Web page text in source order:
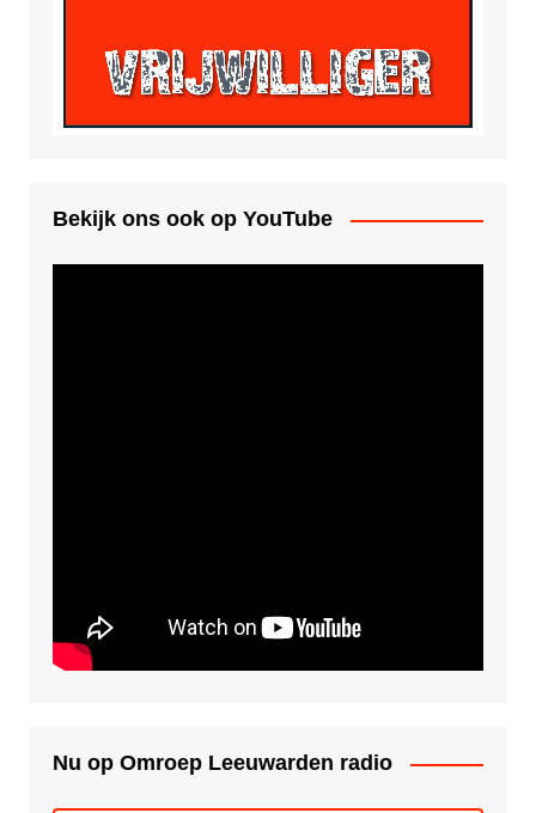
Bekijk ons ook op YouTube
Nu op Omroep Leeuwarden radio